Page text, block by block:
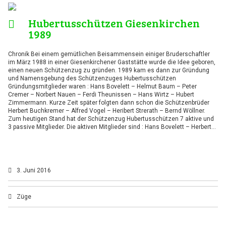
Hubertusschützen Giesenkirchen
1989
Chronik Bei einem gemütlichen Beisammensein einiger Bruderschaftler
im März 1988 in einer Giesenkirchener Gaststätte wurde die Idee geboren,
einen neuen Schützenzug zu gründen. 1989 kam es dann zur Gründung
und Namensgebung des Schützenzuges Hubertusschützen
Gründungsmitglieder waren : Hans Bovelett – Helmut Baum – Peter
Cremer – Norbert Nauen – Ferdi Theunissen – Hans Wirtz – Hubert
Zimmermann. Kurze Zeit später folgten dann schon die Schützenbrüder
Herbert Buchkremer – Alfred Vogel – Heribert Strerath – Bernd Wöllner.
Zum heutigen Stand hat der Schützenzug Hubertusschützen 7 aktive und
3 passive Mitglieder. Die aktiven Mitglieder sind : Hans Bovelett – Herbert…
3. Juni 2016
Züge